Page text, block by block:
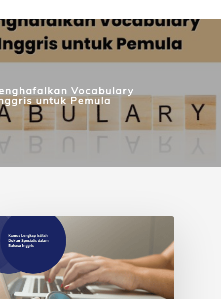
Vocabulary
untuk Pemula
Kamus
Lengkap
Istilah
Dokter
dalam